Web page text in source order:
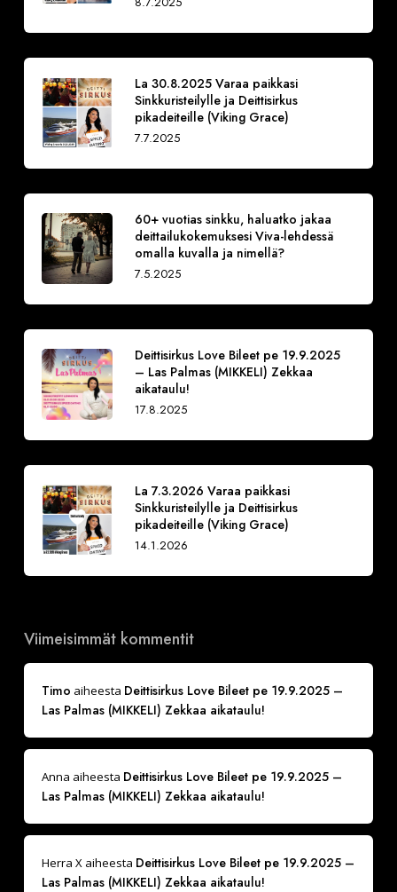
La 30.8.2025 Varaa paikkasi
Sinkkuristeilylle ja Deittisirkus
pikadeiteille (Viking Grace)
7.7.2025
60+ vuotias sinkku, haluatko jakaa
deittailukokemuksesi Viva-lehdessä
omalla kuvalla ja nimellä?
7.5.2025
Deittisirkus Love Bileet pe 19.9.2025
– Las Palmas (MIKKELI) Zekkaa
aikataulu!
17.8.2025
La 7.3.2026 Varaa paikkasi
Sinkkuristeilylle ja Deittisirkus
pikadeiteille (Viking Grace)
14.1.2026
Viimeisimmät kommentit
Timo aiheesta Deittisirkus Love Bileet pe 19.9.2025 –
Las Palmas (MIKKELI) Zekkaa aikataulu!
Anna aiheesta Deittisirkus Love Bileet pe 19.9.2025 –
Las Palmas (MIKKELI) Zekkaa aikataulu!
Herra Xaiheesta Deittisirkus Love Bileet pe 19.9.2025 –
Las Palmas (MIKKELI) Zekkaa aikataulu!